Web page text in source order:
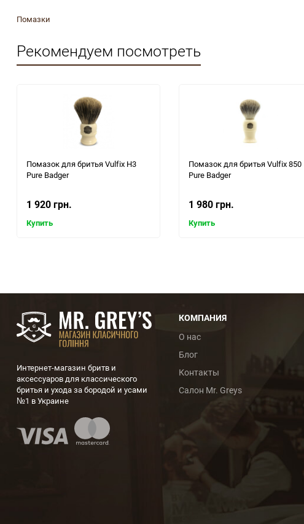
Помазки
Рекомендуем посмотреть
Помазок для бритья Vulfix H3
Pure Badger
1 920 грн.
Купить
Помазок для бритья Vulfix 850
Pure Badger
1 980 грн.
Купить
Интернет-магазин бритв и
аксессуаров для классического
бритья и ухода за бородой и усами
№1 в Украине
КОМПАНИЯ
О нас
Блог
Контакты
Салон Mr. Greys